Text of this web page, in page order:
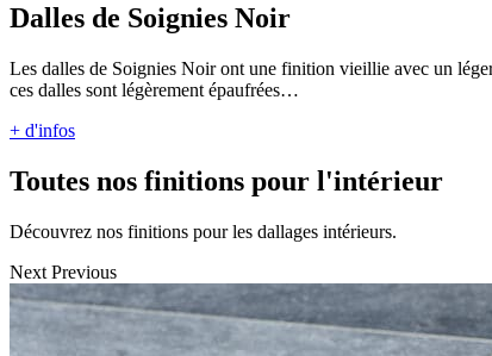
Dalles de Soignies Noir
Les dalles de Soignies Noir ont une finition vieillie avec un
ces dalles sont légèrement épaufrées…
+ d'infos
Toutes nos finitions pour l'intérieur
Découvrez nos finitions pour les dallages intérieurs.
Next Previous